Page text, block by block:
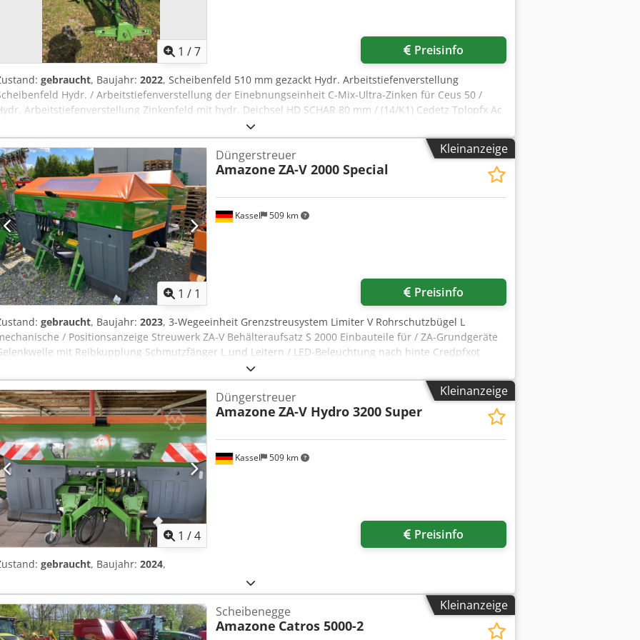
1 /7 Preisinfo
gebraucht, Baujahr: 2022, Scheibenfeld 510 mm gezackt Hydr. Arbeitstiefenverstellung
Hydr. / Arbeitstiefenverstellung der Einebnungseinheit C-Mix-Ultra-Zinken für Ceus 50 /
Arbeitstiefenverstellung Zinkenfeld mit hydr. Deichsel HD SCHAR 80 mm / (14/K1) Cedetz Tplopfx Ac
Kleinanzeige
1 / 1
Kassel 509 km
Düngerstreuer
Amazone ZA-V 2000 Special
Preisinfo
gebraucht, Baujahr: 2023, 3-Wegeeinheit Grenzstreusystem Limiter V Rohrschutzbügel L
/ Positionsanzeige Streuwerk ZA-V Behälteraufsatz S 2000 Einbauteile für / ZA-Grundgeräte
mit Reibkupplung Schmutzfänger L und Leitern / LED-Beleuchtung nach hinte Credpfxot
Kleinanzeige
1 /4
Kassel 509 km
Düngerstreuer
Amazone ZA-V Hydro 3200 Super
Preisinfo
gebraucht, Baujahr: 2024,
Kleinanzeige
Scheibenegge
Amazone Catros 5000-2